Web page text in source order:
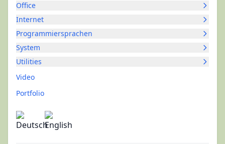
Office
Internet
Programmiersprachen
System
Utilities
Video
Portfolio